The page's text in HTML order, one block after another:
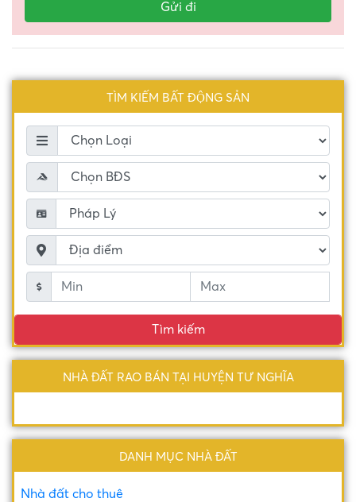
TÌM KIẾM BẤT ĐỘNG SẢN
Tìm kiếm
NHÀ ĐẤT RAO BÁN TẠI HUYỆN TƯ NGHĨA
DANH MỤC NHÀ ĐẤT
Nhà đất cho thuê